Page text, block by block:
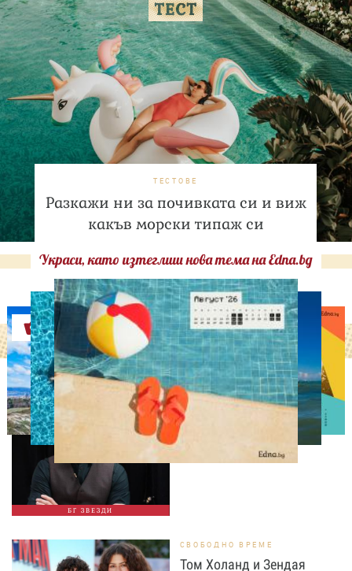
ТЕСТОВЕ
Разкажи ни за почивката си и виж
какъв морски типаж си
Украси, като изтеглиш нова тема на Edna.bg
Оферти
БГ ЗВЕЗДИ
ИЗВЕСТНИ
Така ли го правиш, тате?“
Дъщерята на Орлин
Павлов го имитира
СВОБОДНО ВРЕМЕ
Том Холанд и Зендая